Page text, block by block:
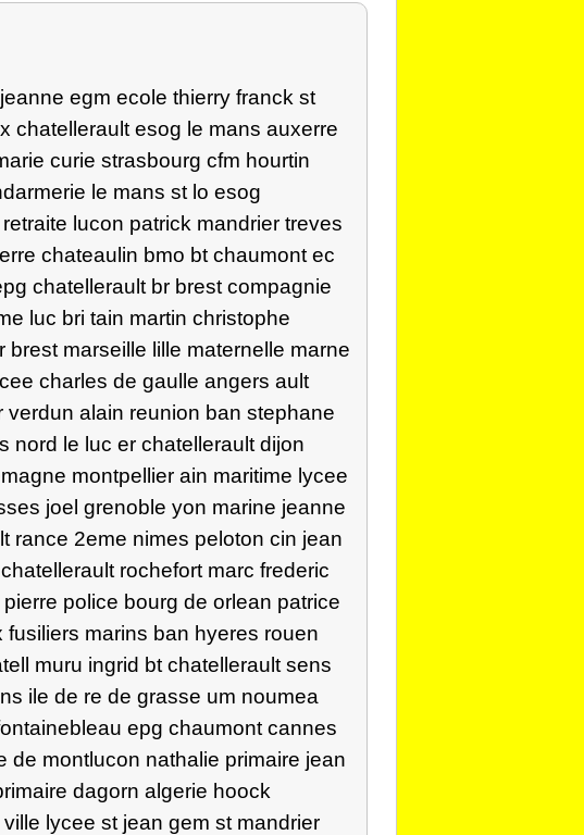
egm ecole thierry franck st
chatellerault esog le mans auxerre
curie strasbourg cfm hourtin
le mans st lo esog
lucon patrick mandrier treves
chateaulin bmo bt chaumont ec
chatellerault br brest compagnie
luc bri tain martin christophe
marseille lille maternelle marne
charles de gaulle angers ault
alain reunion ban stephane
nord le luc er chatellerault dijon
montpellier ain maritime lycee
joel grenoble yon marine jeanne
rance 2eme nimes peloton cin jean
rochefort marc frederic
police bourg de orlean patrice
marins ban hyeres rouen
muru ingrid bt chatellerault sens
ile de re de grasse um noumea
epg chaumont cannes
de montlucon nathalie primaire jean
dagorn algerie hoock
lycee st jean gem st mandrier